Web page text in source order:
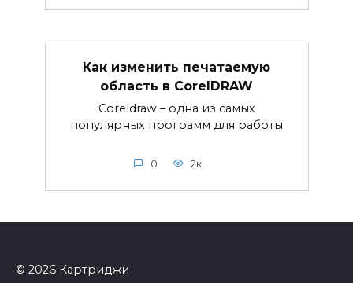
Как изменить печатаемую
область в CorelDRAW
Coreldraw – одна из самых
популярных программ для работы
0 2к.
© 2026 Картриджи